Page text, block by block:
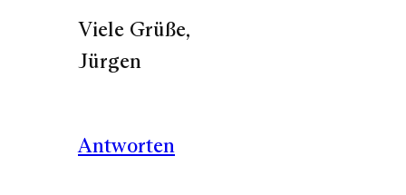
Viele Grüße,
Jürgen
Antworten